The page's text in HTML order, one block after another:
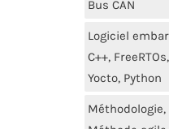
Bus CAN
Logiciel
C++,
Yocto, Python